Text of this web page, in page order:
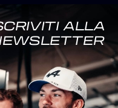
ALLA